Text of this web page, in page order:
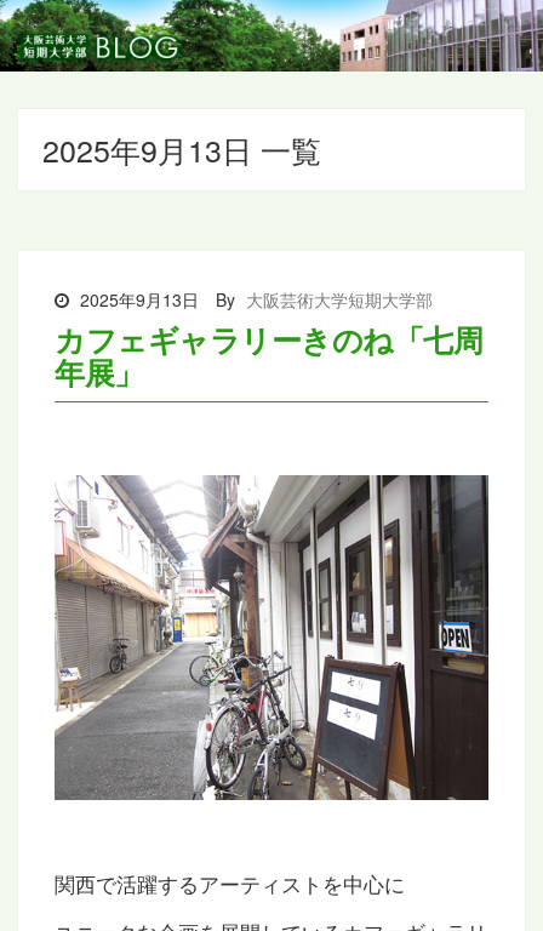
2025年9月13日 一覧
2025年9月13日 By 大阪芸術大学短期大学部
カフェギャラリーきのね「七周
年展」
関西で活躍するアーティストを中心に